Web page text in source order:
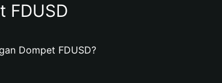
FDUSD
Dompet FDUSD?